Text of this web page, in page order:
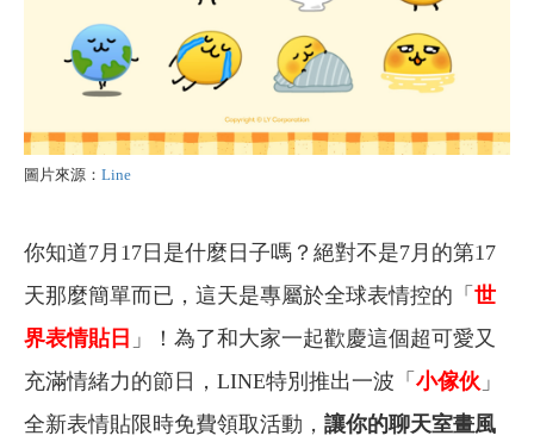
圖片來源： Line
你知道7月17日是什麼日子嗎？絕對不是7月的第17
天那麼簡單而已，這天是專屬於全球表情控的「 世
界表情貼日 」！為了和大家一起歡慶這個超可愛又
充滿情緒力的節日，LINE特別推出一波「 小傢伙 」
全新表情貼限時免費領取活動， 讓你的聊天室畫風